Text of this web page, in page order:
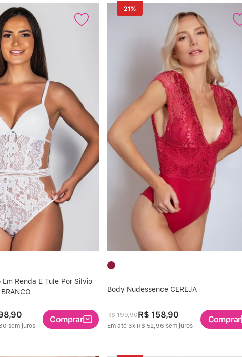
Renda E Tule Por Silvio
,90
sem juros
Comprar
21%
Body Nudessence CEREJA
R$ 199,90R$ 158,90
Em até 3x R$ 52,96 sem juros
Comprar